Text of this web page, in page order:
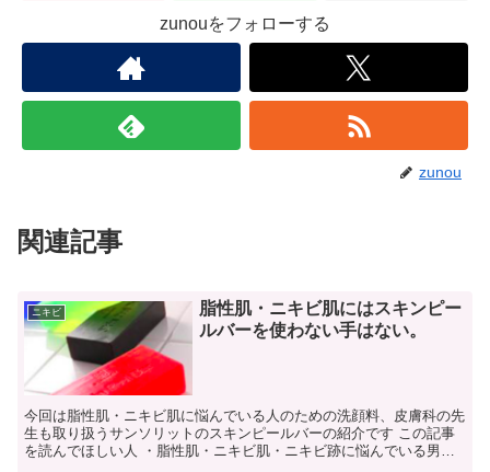
zunouをフォローする
zunou
関連記事
ニキビ
脂性肌・ニキビ肌にはスキンピー
ルバーを使わない手はない。
今回は脂性肌・ニキビ肌に悩んでいる人のための洗顔料、皮膚科の先
生も取り扱うサンソリットのスキンピールバーの紹介です この記事
を読んでほしい人 ・脂性肌・ニキビ肌・ニキビ跡に悩んでいる男